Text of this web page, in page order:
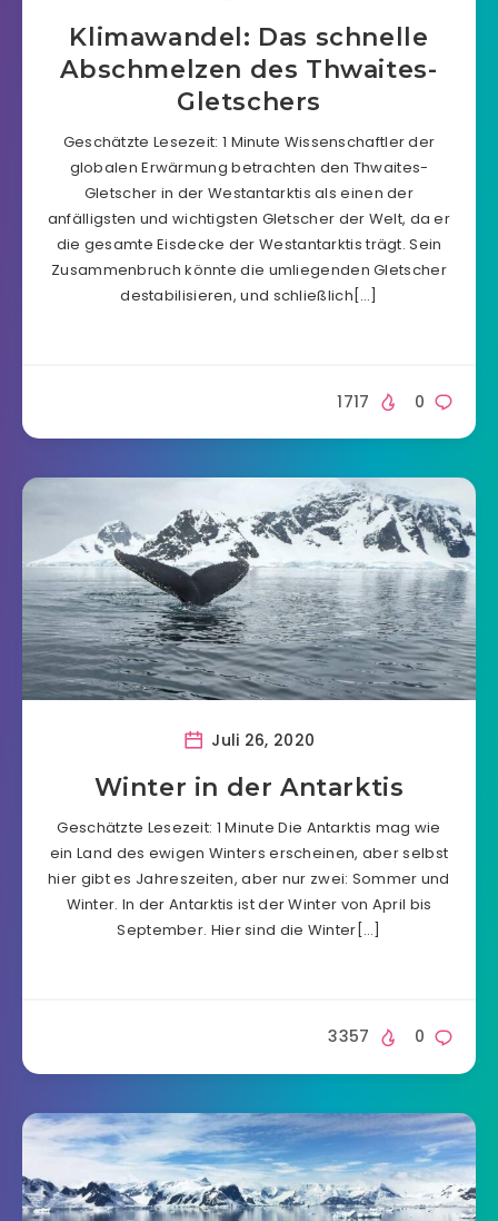
Klimawandel: Das schnelle
Abschmelzen des Thwaites-
Gletschers
Geschätzte Lesezeit: 1 Minute Wissenschaftler der
globalen Erwärmung betrachten den Thwaites-
Gletscher in der Westantarktis als einen der
anfälligsten und wichtigsten Gletscher der Welt, da er
die gesamte Eisdecke der Westantarktis trägt. Sein
Zusammenbruch könnte die umliegenden Gletscher
destabilisieren, und schließlich[…]
0
1717
Juli 26, 2020
Winter in der Antarktis
Geschätzte Lesezeit: 1 Minute Die Antarktis mag wie
ein Land des ewigen Winters erscheinen, aber selbst
hier gibt es Jahreszeiten, aber nur zwei: Sommer und
Winter. In der Antarktis ist der Winter von April bis
September. Hier sind die Winter[…]
0
3357